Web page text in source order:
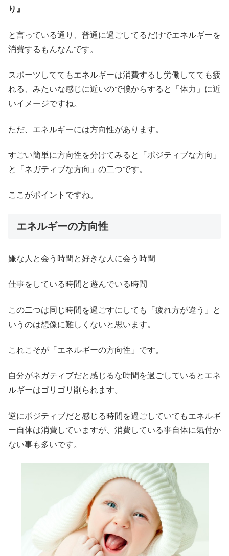
り』
と言っている通り、普通に過ごしてるだけでエネルギーを
消費するもんなんです。
スポーツしててもエネルギーは消費するし労働してても疲
れる、みたいな感じに近いので僕からすると「体力」に近
いイメージですね。
ただ、エネルギーには方向性があります。
すごい簡単に方向性を分けてみると「ポジティブな方向」
と「ネガティブな方向」の二つです。
ここがポイントですね。
エネルギーの方向性
嫌な人と会う時間と好きな人に会う時間
仕事をしている時間と遊んでいる時間
この二つは同じ時間を過ごすにしても「疲れ方が違う」と
いうのは想像に難しくないと思います。
これこそが「エネルギーの方向性」です。
自分がネガティブだと感じるな時間を過ごしているとエネ
ルギーはゴリゴリ削られます。
逆にポジティブだと感じる時間を過ごしていてもエネルギ
ー自体は消費していますが、消費している事自体に氣付か
ない事も多いです。